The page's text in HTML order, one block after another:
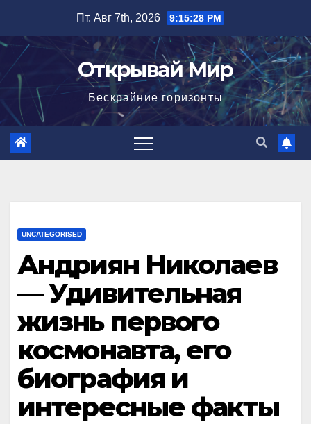
содержимому
Пт. Авг 7th, 2026 9:15:29 PM
Открывай Мир
Бескрайние горизонты
UNCATEGORISED
Андриян Николаев
— Удивительная
жизнь первого
космонавта, его
биография и
интересные факты